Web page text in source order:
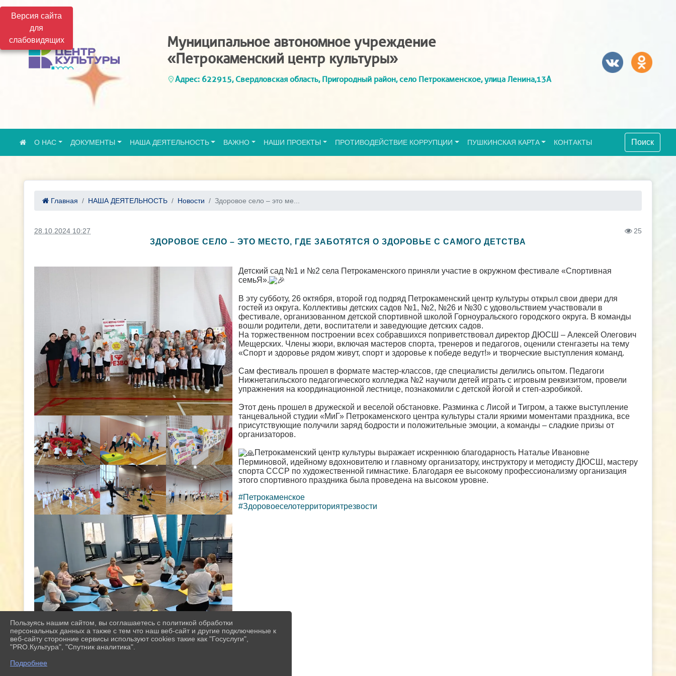
Версия сайта
для
слабовидящих
Муниципальное автономное учреждение
«Петрокаменский центр культуры»
Адрес: 622915, Свердловская область, Пригородный район, село Петрокаменское, улица Ленина,13А
О НАС ДОКУМЕНТЫ НАША ДЕЯТЕЛЬНОСТЬ ВАЖНО НАШИ ПРОЕКТЫ ПРОТИВОДЕЙСТВИЕ КОРРУПЦИИ ПУШКИНСКАЯ КАРТА КОНТАКТЫ Поиск
Главная НАША ДЕЯТЕЛЬНОСТЬ Новости Здоровое село – это ме...
28.10.2024 10:27 25
ЗДОРОВОЕ СЕЛО – ЭТО МЕСТО, ГДЕ ЗАБОТЯТСЯ О ЗДОРОВЬЕ С САМОГО ДЕТСТВА
Детский сад №1 и №2 села Петрокаменского приняли участие в окружном фестивале «Спортивная
семьЯ».
В эту субботу, 26 октября, второй год подряд Петрокаменский центр культуры открыл свои двери для
гостей из округа. Коллективы детских садов №1, №2, №26 и №30 с удовольствием участвовали в
фестивале, организованном детской спортивной школой Горноуральского городского округа. В команды
вошли родители, дети, воспитатели и заведующие детских садов.
На торжественном построении всех собравшихся поприветствовал директор ДЮСШ – Алексей Олегович
Мещерских. Члены жюри, включая мастеров спорта, тренеров и педагогов, оценили стенгазеты на тему
«Спорт и здоровье рядом живут, спорт и здоровье к победе ведут!» и творческие выступления команд.
Сам фестиваль прошел в формате мастер-классов, где специалисты делились опытом. Педагоги
Нижнетагильского педагогического колледжа №2 научили детей играть с игровым реквизитом, провели
упражнения на координационной лестнице, познакомили с детской йогой и степ-аэробикой.
Этот день прошел в дружеской и веселой обстановке. Разминка с Лисой и Тигром, а также выступление
танцевальной студии «МиГ» Петрокаменского центра культуры стали яркими моментами праздника, все
присутствующие получили заряд бодрости и положительные эмоции, а команды – сладкие призы от
организаторов.
Петрокаменский центр культуры выражает искреннюю благодарность Наталье Ивановне
Перминовой, идейному вдохновителю и главному организатору, инструктору и методисту ДЮСШ, мастеру
спорта СССР по художественной гимнастике. Благодаря ее высокому профессионализму организация
этого спортивного праздника была проведена на высоком уровне.
#Петрокаменское
#Здоровоеселотерриториятрезвости
Пользуясь нашим сайтом, вы соглашаетесь с политикой обработки
персональных данных а также с тем что наш веб-сайт и другие подключенные к
веб-сайту сторонние сервисы используют cookies такие как "Госуслуги",
"PRO.Культура", "Спутник аналитика".
Подробнее